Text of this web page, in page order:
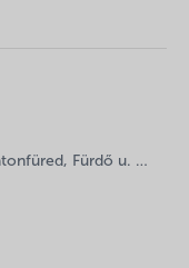
Fürdő u. 35/A